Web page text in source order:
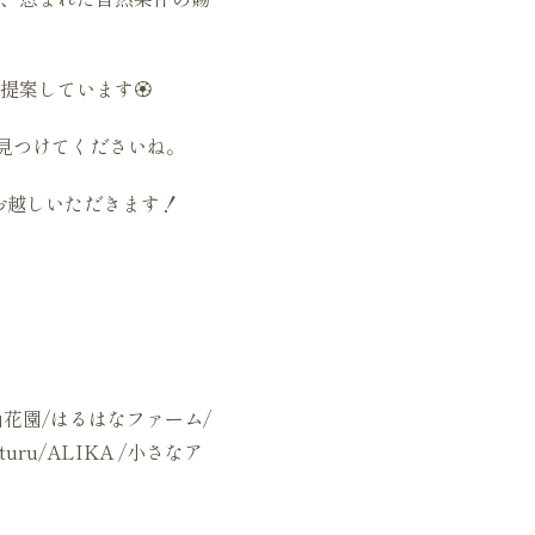
案しています🏵️
けてくださいね。
しいただきます！
園/はるはなファーム/
ALIKA /小さなア